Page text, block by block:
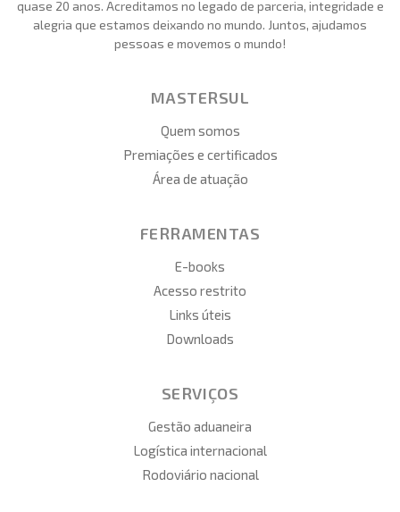
quase 20 anos. Acreditamos no legado de parceria, integridade e
alegria que estamos deixando no mundo. Juntos, ajudamos
pessoas e movemos o mundo!
MASTERSUL
Quem somos
Premiações e certificados
Área de atuação
FERRAMENTAS
E-books
Acesso restrito
Links úteis
Downloads
SERVIÇOS
Gestão aduaneira
Logística internacional
Rodoviário nacional